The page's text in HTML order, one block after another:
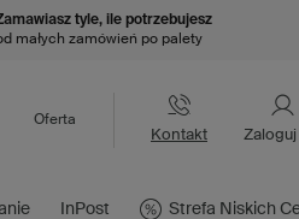
tyle, ile potrzebujesz
małych zamówień po palety
Kontakt Zaloguj
InPost Strefa Niskich
Oferta